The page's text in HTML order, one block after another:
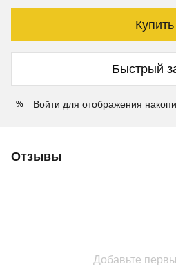
Купить
Быстрый
% Войти для отображения
Отзывы
Добавьте